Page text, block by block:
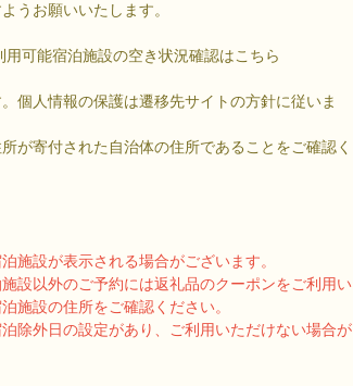
うお願いいたします。
可能宿泊施設の空き状況確認はこちら
個人情報の保護は遷移先サイトの方針に従いま
が寄付された自治体の住所であることをご確認く
施設が表示される場合がございます。
設以外のご予約には返礼品のクーポンをご利用い
施設の住所をご確認ください。
除外日の設定があり、ご利用いただけない場合が